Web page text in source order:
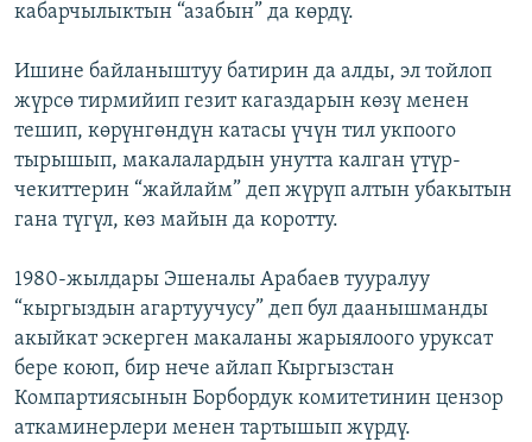
кабарчылыктын “азабын” да көрдү.
Ишине байланыштуу батирин да алды, эл тойлоп
жүрсө тирмийип гезит кагаздарын көзү менен
тешип, көрүнгөндүн катасы үчүн тил укпоого
тырышып, макалалардын унутта калган үтүр-
чекиттерин “жайлайм” деп жүрүп алтын убакытын
гана түгүл, көз майын да коротту.
1980-жылдары Эшеналы Арабаев тууралуу
“кыргыздын агартуучусу” деп бул даанышманды
акыйкат эскерген макаланы жарыялоого уруксат
бере коюп, бир нече айлап Кыргызстан
Компартиясынын Борбордук комитетинин цензор
аткаминерлери менен тартышып жүрдү.